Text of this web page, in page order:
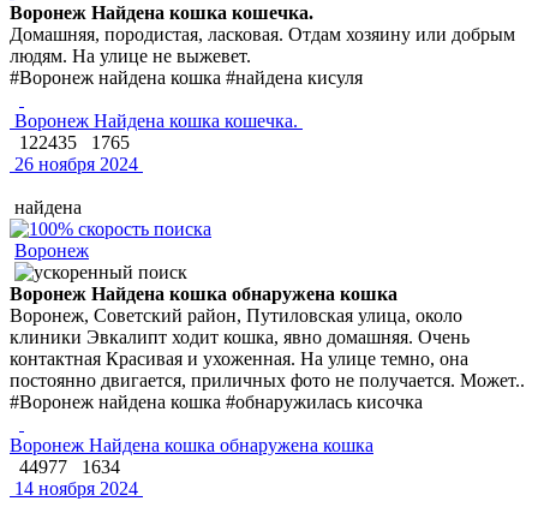
Воронеж Найдена кошка кошечка.
Домашняя, породистая, ласковая. Отдам хозяину или добрым
людям. На улице не выжевет.
#Воронеж найдена кошка #найдена кисуля
Воронеж Найдена кошка кошечка.
122435
1765
26 ноября 2024
найдена
Воронеж
Воронеж Найдена кошка обнаружена кошка
Воронеж, Советский район, Путиловская улица, около
клиники Эвкалипт ходит кошка, явно домашняя. Очень
контактная Красивая и ухоженная. На улице темно, она
постоянно двигается, приличных фото не получается. Может..
#Воронеж найдена кошка #обнаружилась кисочка
Воронеж Найдена кошка обнаружена кошка
44977
1634
14 ноября 2024